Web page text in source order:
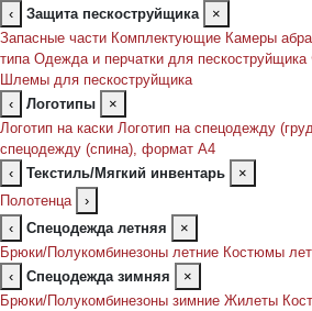
‹
Защита пескоструйщика
×
Запасные части Комплектующие Камеры
типа Одежда и перчатки для пескоструйщика
Шлемы для пескоструйщика
‹
Логотипы
×
Логотип на каски Логотип на спецодежду
спецодежду (спина), формат А4
‹
Текстиль/Мягкий инвентарь
×
Полотенца
›
‹
Спецодежда летняя
×
Брюки/Полукомбинезоны летние Костюмы
‹
Спецодежда зимняя
×
Брюки/Полукомбинезоны зимние Жилеты